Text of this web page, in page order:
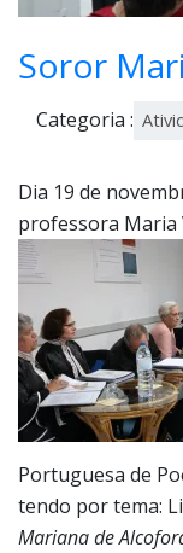
Soror
Categoria :
Dia 19 de
professora Maria
Portuguesa de
tendo por tema:
Mariana de